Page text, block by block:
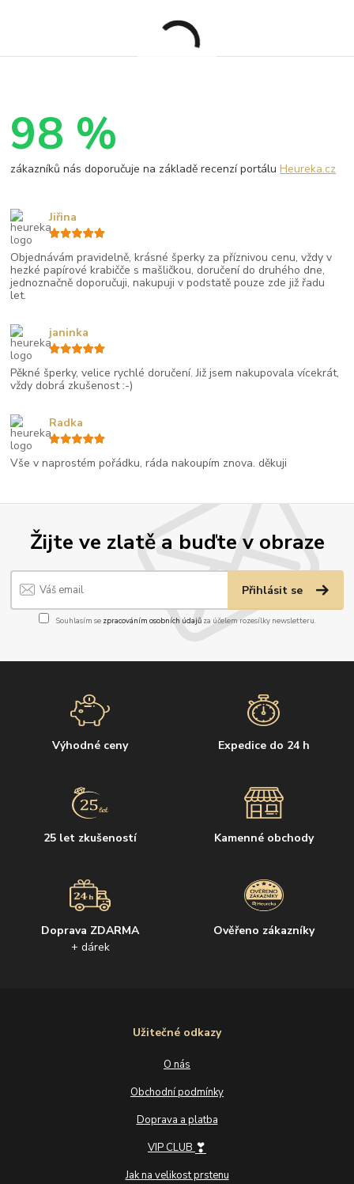
Žijte ve zlatě a buďte v obraze
Přihlásit se
Souhlasím se zpracováním osobních údajůza účelem rozesílky newsletteru.
Výhodné ceny Expedice do 24 h
25 let zkušeností Kamenné obchody
Doprava ZDARMA
+ dárek
Ověřeno zákazníky
Užitečné odkazy
O nás
Obchodní podmínky
Doprava a platba
VIP CLUB ❣
Jak na velikost prstenu
98 %
zákazníků nás doporučuje na základě recenzí portáluHeureka.cz
Objednávám pravidelně, krásné šperky za příznivou cenu, vždy v
hezké papírové krabičče s mašličkou, doručení do druhého dne,
jednoznačně doporučuji, nakupuji v podstatě pouze zde již řadu
let.
Jiřina
Pěkné šperky, velice rychlé doručení. Již jsem nakupovala vícekrát,
vždy dobrá zkušenost :-)
janinka
Vše v naprostém pořádku, ráda nakoupím znova. děkuji
Radka